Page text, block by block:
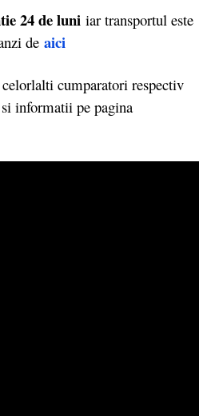
24 de luni iar transportul este
de aici
cumparatori respectiv
informatii pe pagina